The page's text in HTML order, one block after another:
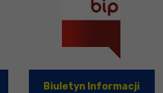
Biuletyn Informacji